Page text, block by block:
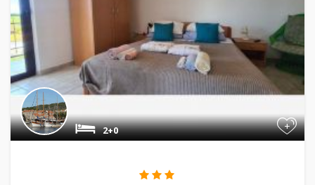
+
2+0